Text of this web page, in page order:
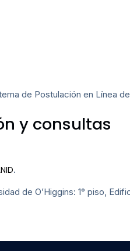
de Postulación en Línea
y consultas
.
de O’Higgins: 1° piso,